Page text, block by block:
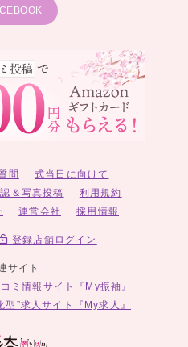
問
式当日に向けて
＆写真投稿
利用規約
運営会社 採用情報
登録店舗ログイン
サイト
ミ情報サイト『My振袖』
”求人サイト『My求人』